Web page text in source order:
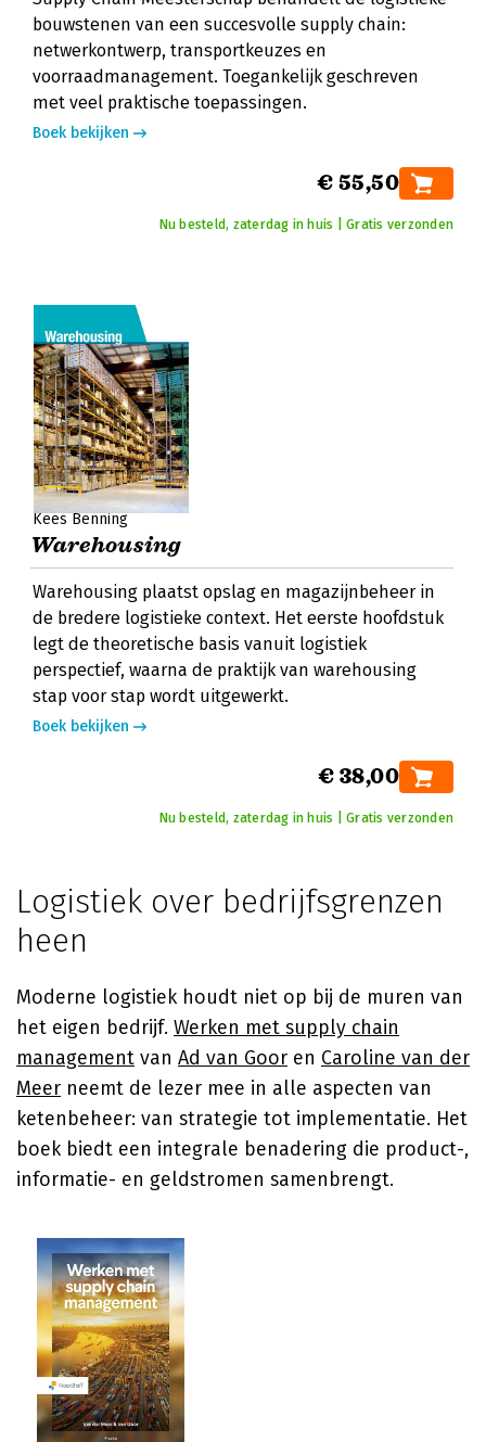
bouwstenen van een succesvolle supply chain:
netwerkontwerp, transportkeuzes en
voorraadmanagement. Toegankelijk geschreven
met veel praktische toepassingen.
Boek bekijken
€ 55,50
Nu besteld, zaterdag in huis | Gratis verzonden
Kees Benning
Warehousing
Warehousing plaatst opslag en magazijnbeheer in
de bredere logistieke context. Het eerste hoofdstuk
legt de theoretische basis vanuit logistiek
perspectief, waarna de praktijk van warehousing
stap voor stap wordt uitgewerkt.
Boek bekijken
€ 38,00
Nu besteld, zaterdag in huis | Gratis verzonden
Logistiek over bedrijfsgrenzen
heen
Moderne logistiek houdt niet op bij de muren van
het eigen bedrijf. Werken met supply chain
management van Ad van Goor en Caroline van der
Meer neemt de lezer mee in alle aspecten van
ketenbeheer: van strategie tot implementatie. Het
boek biedt een integrale benadering die product-,
informatie- en geldstromen samenbrengt.